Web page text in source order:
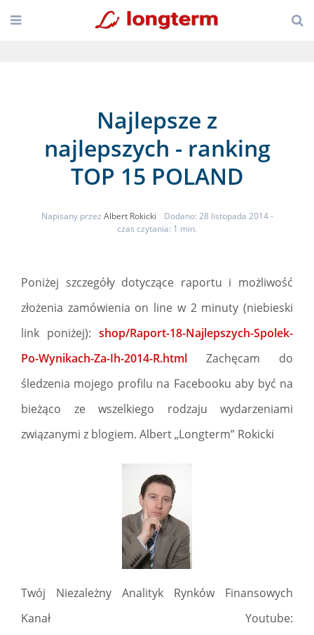
Najlepsze z
najlepszych - ranking
TOP 15 POLAND
Napisany przez Albert Rokicki Dodano: 28 listopada 2014 -
czas czytania: 1 min.
Poniżej szczegóły dotyczące raportu i możliwość
złożenia zamówienia on line w 2 minuty (niebieski
link poniżej): shop/Raport-18-Najlepszych-Spolek-
Po-Wynikach-Za-Ih-2014-R.html Zachęcam do
śledzenia mojego profilu na Facebooku aby być na
bieżąco ze wszelkiego rodzaju wydarzeniami
związanymi z blogiem. Albert „Longterm” Rokicki
Twój Niezależny Analityk Rynków Finansowych
Kanał Youtube: